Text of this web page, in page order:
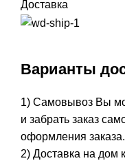
Доставка
Варианты
1) Самовывоз Вы
и забрать заказ
оформления заказа.
2) Доставка на дом